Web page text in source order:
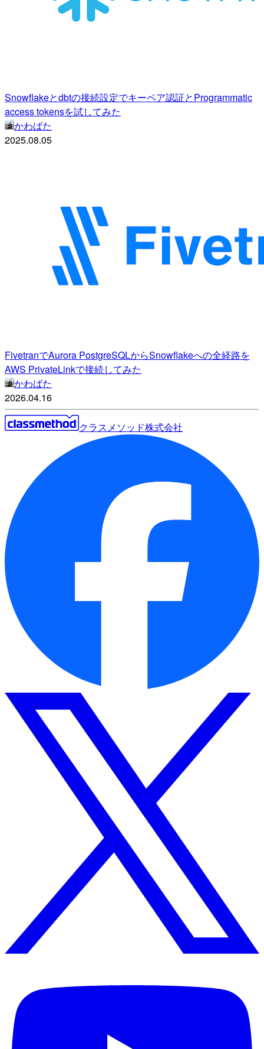
Snowflakeとdbtの接続設定でキーペア認証とProgrammatic
access tokensを試してみた
かわばた
2025.08.05
FivetranでAurora PostgreSQLからSnowflakeへの全経路を
AWS PrivateLinkで接続してみた
かわばた
2026.04.16
クラスメソッド株式会社